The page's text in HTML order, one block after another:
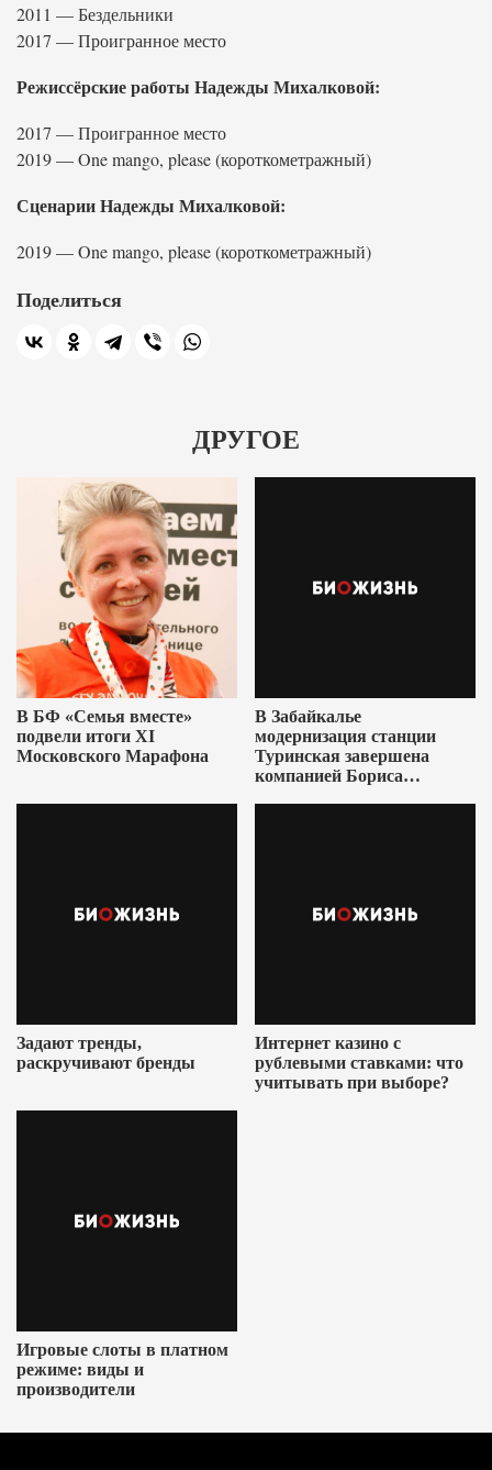
2011 — Бездельники
2017 — Проигранное место
Режиссёрские работы Надежды Михалковой:
2017 — Проигранное место
2019 — One mango, please (короткометражный)
Сценарии Надежды Михалковой:
2019 — One mango, please (короткометражный)
Поделиться
ДРУГОЕ
В БФ «Семья вместе»
подвели итоги XI
Московского Марафона
В Забайкалье
модернизация станции
Туринская завершена
компанией Бориса
Задают тренды,
раскручивают бренды
Интернет казино с
рублевыми ставками: что
учитывать при выборе?
Игровые слоты в платном
режиме: виды и
производители